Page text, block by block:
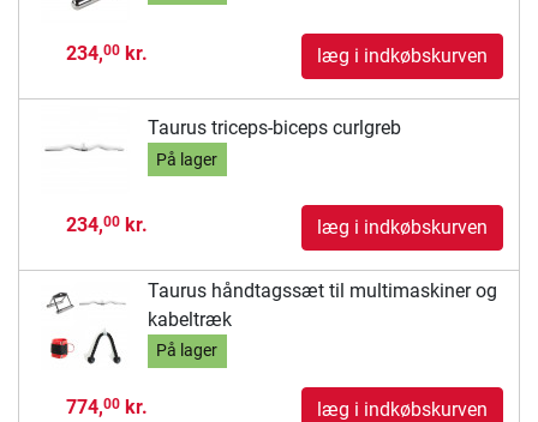
234,00kr. læg i indkøbskurven
Taurus triceps-biceps curlgreb
På lager
234,00kr. læg i indkøbskurven
Taurus håndtagssæt til multimaskiner og
kabeltræk
På lager
774,00kr. læg i indkøbskurven